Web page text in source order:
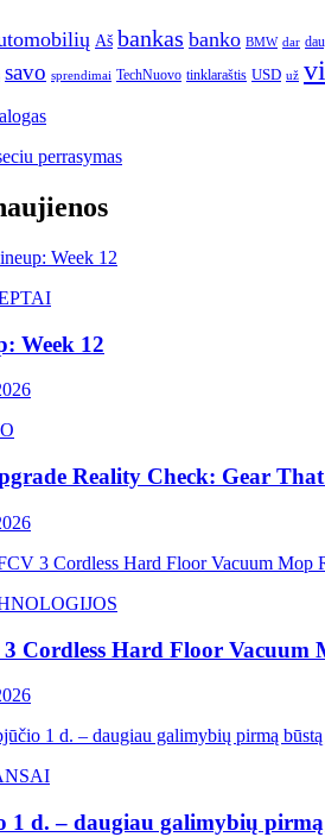
Aš bankas banko BMW dar
savo sprendimai TechNuovo tinklaraštis USD už
Week 12
Reality Check: Gear
Cordless Hard Floor Vacuum
1 d. – daugiau galimybių pirmą